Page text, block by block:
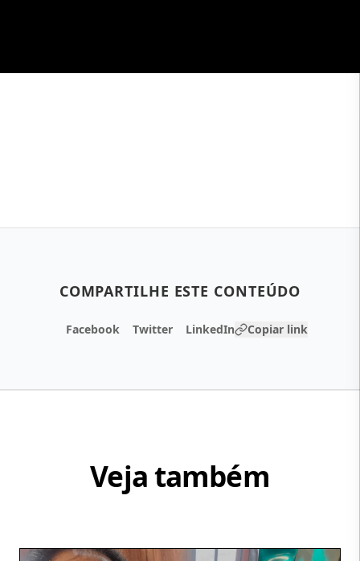
COMPARTILHE ESTE CONTEÚDO
Facebook Twitter LinkedIn Copiar link
Veja também